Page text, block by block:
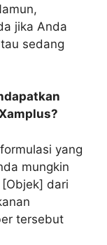
jika Anda
sedang
yang
mungkin
dari
tersebut